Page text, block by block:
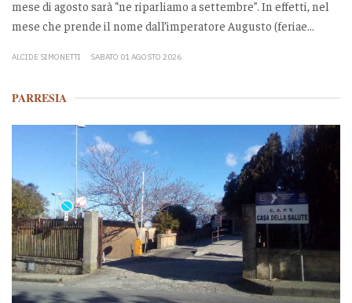
mese di agosto sarà “ne riparliamo a settembre”. In effetti, nel
mese che prende il nome dall’imperatore Augusto (feriae...
ALCIDE SIMONETTI SABATO 01 AGOSTO 2026
PARRESIA